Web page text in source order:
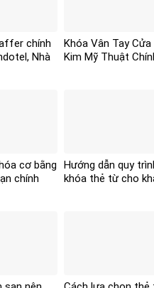
chính
Nhà
Khóa Vân Tay
Kim Mỹ Thuật
cơ bằng
chính
Hướng dẫn quy
khóa thẻ từ cho